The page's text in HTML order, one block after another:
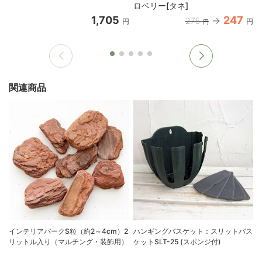
1,705 円
ロベリー[タネ]
275 円 247 円
関連商品
インテリアバークS粒（約2～4cm）2
リットル入り（マルチング・装飾用）
ハンギングバスケット：スリットバス
ケットSLT-25 (スポンジ付)